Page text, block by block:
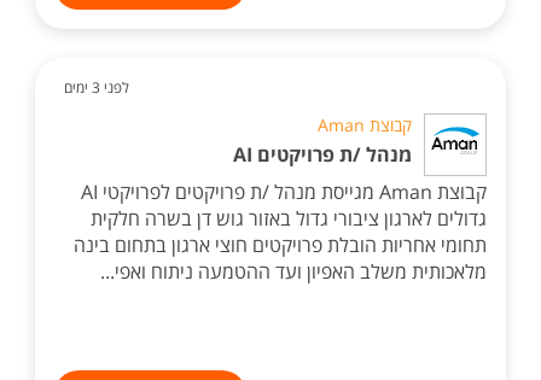
לפני 3 ימים
קבוצת Aman
מנהל /ת פרויקטים AI
קבוצת Aman מגייסת מנהל /ת פרויקטים לפרויקטי AI
גדולים לארגון ציבורי גדול באזור גוש דן בשרה חלקית
תחומי אחריות הובלת פרויקטים חוצי ארגון בתחום בינה
מלאכותית משלב האפיון ועד ההטמעה ניתוח ואפי...